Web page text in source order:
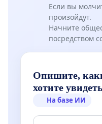
Если вы
произойдут.
Начните
посредством
Опишите,
хотите увидеть
На базе ИИ